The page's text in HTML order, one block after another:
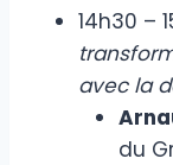
14h30 –
avec la
du